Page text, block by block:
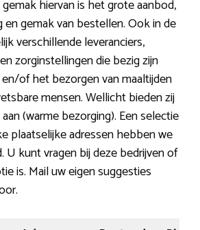
hiervan is het grote aanbod,
gemak van bestellen. Ook in de
verschillende leveranciers,
zorginstellingen die bezig zijn
of het bezorgen van maaltijden
mensen. Wellicht bieden zij
(warme bezorging). Een selectie
plaatselijke adressen hebben we
U kunt vragen bij deze bedrijven of
is. Mail uw eigen suggesties